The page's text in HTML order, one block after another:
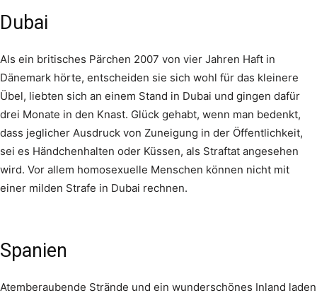
Dubai
Als ein britisches Pärchen 2007 von vier Jahren Haft in
Dänemark hörte, entscheiden sie sich wohl für das kleinere
Übel, liebten sich an einem Stand in Dubai und gingen dafür
drei Monate in den Knast. Glück gehabt, wenn man bedenkt,
dass jeglicher Ausdruck von Zuneigung in der Öffentlichkeit,
sei es Händchenhalten oder Küssen, als Straftat angesehen
wird. Vor allem homosexuelle Menschen können nicht mit
einer milden Strafe in Dubai rechnen.
Spanien
Atemberaubende Strände und ein wunderschönes Inland laden